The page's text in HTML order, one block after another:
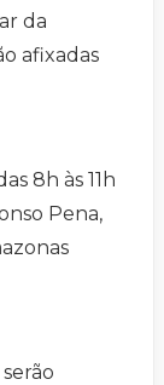
da
afixadas
8h às 11h
Pena,